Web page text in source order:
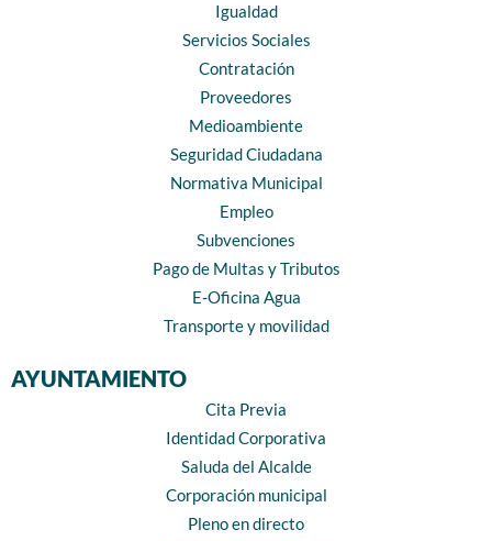
Igualdad
Servicios Sociales
Contratación
Proveedores
Medioambiente
Seguridad Ciudadana
Normativa Municipal
Empleo
Subvenciones
Pago de Multas y Tributos
E-Oficina Agua
Transporte y movilidad
AYUNTAMIENTO
Cita Previa
Identidad Corporativa
Saluda del Alcalde
Corporación municipal
Pleno en directo